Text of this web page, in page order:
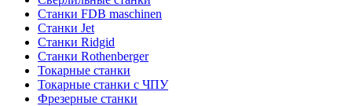
Станки FDB maschinen
Станки Jet
Станки Ridgid
Станки Rothenberger
Токарные станки
Токарные станки с ЧПУ
Фрезерные станки